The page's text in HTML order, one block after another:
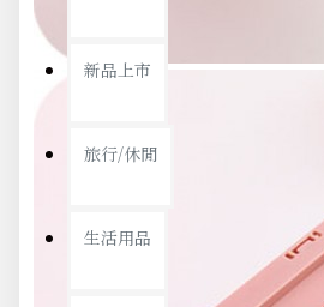
新品上市
旅行/休閒
生活用品